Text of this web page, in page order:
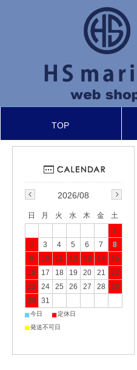
TOP
2026/08
日 月 火 水 木 金
土
1
2
3 4 5 6 7
8
9
10 11 12 13 14
15
16
17 18 19 20 21
22
23
24 25 26 27 28
29
30
31
■今日 ■定休日
■発送不可日